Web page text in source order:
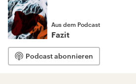
Aus dem Podcast
Fazit
Podcast abonnieren